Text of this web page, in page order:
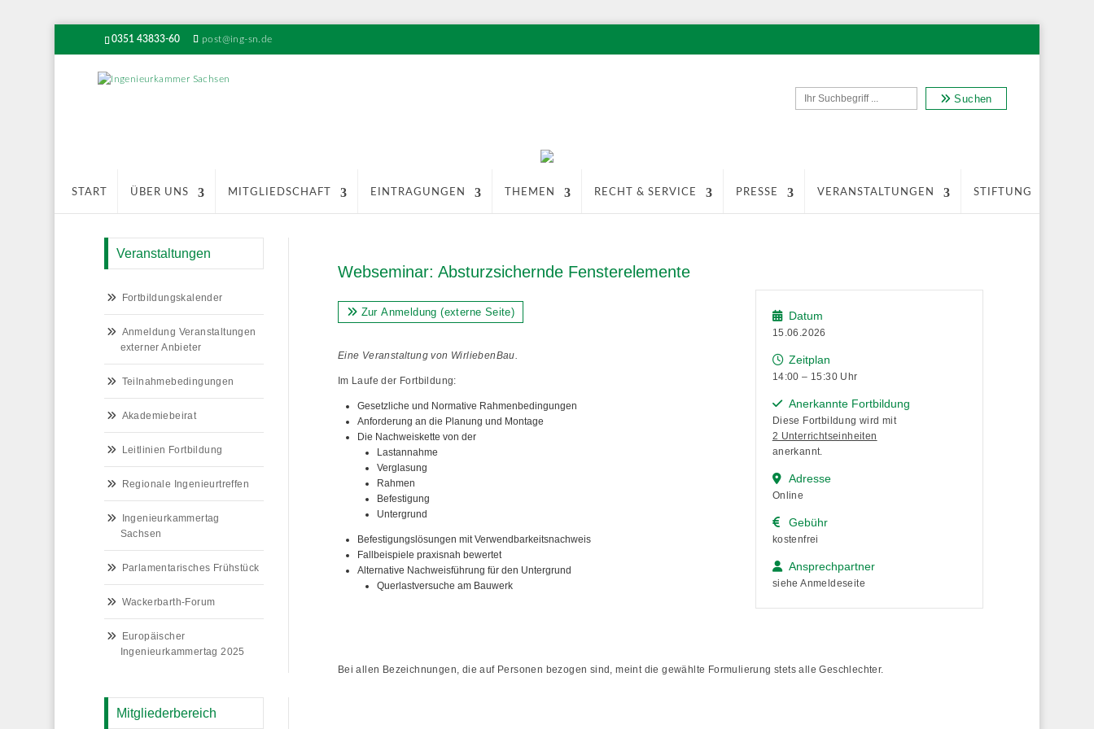
0351 43833-60 post@ing-sn.de
Suchen
START ÜBER UNS MITGLIEDSCHAFT EINTRAGUNGEN THEMEN RECHT & SERVICE PRESSE VERANSTALTUNGEN STIFTUNG
Veranstaltungen
Fortbildungskalender
Anmeldung Veranstaltungen
externer Anbieter
Teilnahmebedingungen
Akademiebeirat
Leitlinien Fortbildung
Regionale Ingenieurtreffen
Ingenieurkammertag
Sachsen
Parlamentarisches Frühstück
Wackerbarth-Forum
Europäischer
Ingenieurkammertag 2025
Mitgliederbereich
Webseminar: Absturzsichernde Fensterelemente
Zur Anmeldung (externe Seite)
Eine Veranstaltung von WirliebenBau.
Im Laufe der Fortbildung:
Gesetzliche und Normative Rahmenbedingungen
Anforderung an die Planung und Montage
Die Nachweiskette von der
Lastannahme
Verglasung
Rahmen
Befestigung
Untergrund
Befestigungslösungen mit Verwendbarkeitsnachweis
Fallbeispiele praxisnah bewertet
Alternative Nachweisführung für den Untergrund
Querlastversuche am Bauwerk
Datum
15.06.2026
Zeitplan
14:00 – 15:30 Uhr
Anerkannte Fortbildung
Diese Fortbildung wird mit
2 Unterrichtseinheiten
anerkannt.
Adresse
Online
Gebühr
kostenfrei
Ansprechpartner
siehe Anmeldeseite
Bei allen Bezeichnungen, die auf Personen bezogen sind, meint die gewählte Formulierung stets alle Geschlechter.